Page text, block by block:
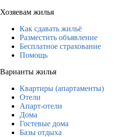
Хозяевам жилья
Как сдавать жильё
Разместить объявление
Бесплатное страхование
Помощь
Варианты жилья
Квартиры (апартаменты)
Отели
Апарт-отели
Дома
Гостевые дома
Базы отдыха